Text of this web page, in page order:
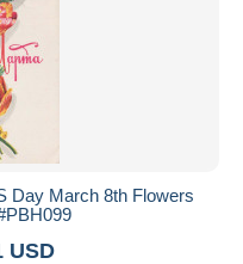
Day March 8th Flowers
USD